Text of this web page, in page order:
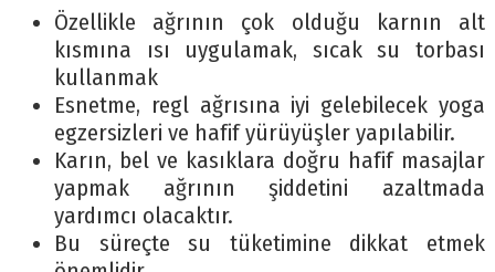
Özellikle ağrının çok olduğu karnın alt
kısmına ısı uygulamak, sıcak su torbası
kullanmak
Esnetme, regl ağrısına iyi gelebilecek yoga
egzersizleri ve hafif yürüyüşler yapılabilir.
Karın, bel ve kasıklara doğru hafif masajlar
yapmak ağrının şiddetini azaltmada
yardımcı olacaktır.
Bu süreçte su tüketimine dikkat etmek